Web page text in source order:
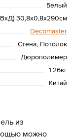
Белый
30,8х0,8х290см
Decomaster
Стена, Потолок
Дюрополимер
1.26кг
Китай
из
можно